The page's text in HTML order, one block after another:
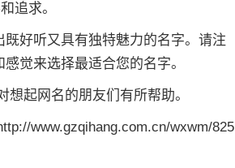
追求。
好听又具有独特魅力的名字。请注
觉来选择最适合您的名字。
起网名的朋友们有所帮助。
www.gzqihang.com.cn/wxwm/825